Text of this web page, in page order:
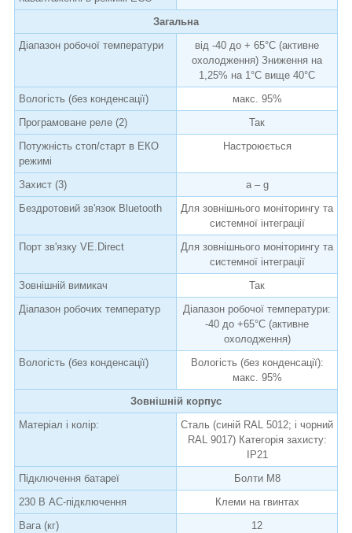
Загальна
Діапазон робочої температури
від -40 до + 65°C (активне
охолодження) Зниження на
1,25% на 1°C вище 40°C
Вологість (без конденсації)
макс. 95%
Програмоване реле (2)
Так
Потужність стоп/старт в ЕКО
режимі
Настроюється
Захист (3)
a – g
Бездротовий зв'язок Bluetooth
Для зовнішнього моніторингу та
системної інтеграції
Порт зв'язку VE.Direct
Для зовнішнього моніторингу та
системної інтеграції
Зовнішній вимикач
Так
Діапазон робочих температур
Діапазон робочої температури:
-40 до +65°C (активне
охолодження)
Вологість (без конденсації)
Вологість (без конденсації):
макс. 95%
Зовнішній корпус
Матеріал і колір:
Сталь (синій RAL 5012; і чорний
RAL 9017) Категорія захисту:
IP21
Підключення батареї
Болти M8
230 В AC-підключення
Клеми на гвинтах
Вага (кг)
12